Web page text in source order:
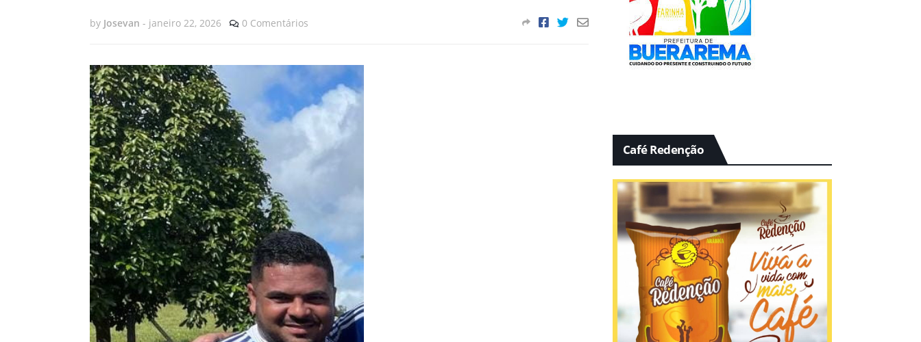
by Josevan - janeiro 22, 2026 0 Comentários
Café Redenção